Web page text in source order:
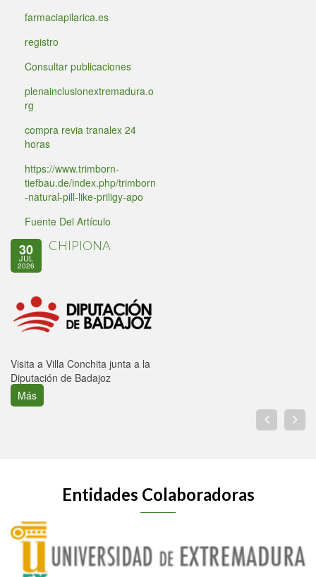
farmaciapilarica.es
registro
Consultar publicaciones
plenainclusionextremadura.o
rg
compra revia tranalex 24
horas
https://www.trimborn-
tiefbau.de/index.php/trimborn
-natural-pill-like-priligy-apo
Fuente Del Artículo
30
JUL
2026
CHIPIONA
Visita a Villa Conchita junta a la
Diputación de Badajoz
Más
Entidades Colaboradoras